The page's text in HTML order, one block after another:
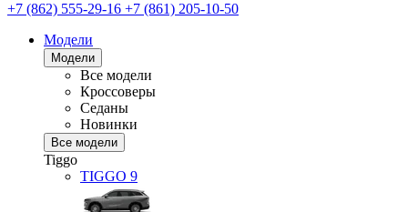
+7 (862) 555-29-16 +7 (861) 205-10-50
Модели
Модели
Все модели
Кроссоверы
Седаны
Новинки
Все модели
Tiggo
TIGGO 9